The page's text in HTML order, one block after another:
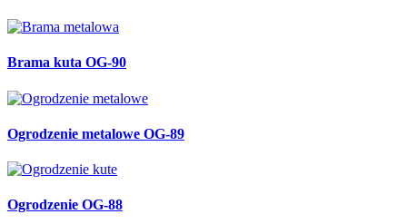
Brama kuta OG-90
Ogrodzenie metalowe OG-89
Ogrodzenie OG-88